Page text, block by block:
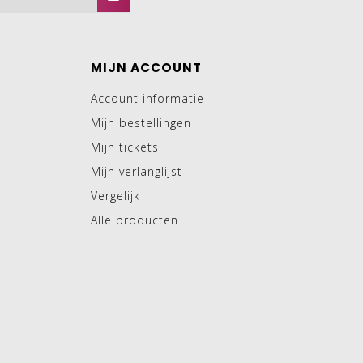
MIJN ACCOUNT
Account informatie
Mijn bestellingen
Mijn tickets
Mijn verlanglijst
Vergelijk
Alle producten